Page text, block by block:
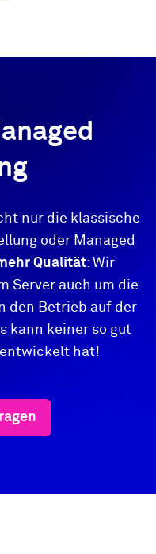
nur die klassische
oder Managed
Qualität: Wir
Server auch um die
den Betrieb auf der
kann keiner so gut
hat!